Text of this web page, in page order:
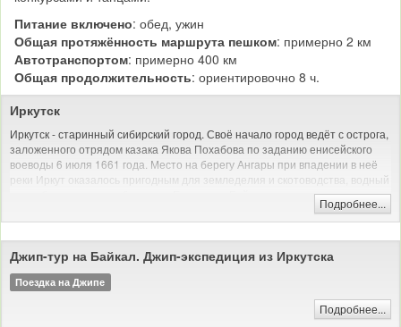
Питание включено: обед, ужин
Общая протяжённость маршрута пешком: примерно 2 км
Автотранспортом: примерно 400 км
Общая продолжительность: ориентировочно 8 ч.
Иркутск
Иркутск - старинный сибирский город. Своё начало город ведёт с острога,
заложенного отрядом казака Якова Похабова по заданию енисейского
воеводы 6 июля 1661 года. Место на берегу Ангары при впадении в неё
реки Иркут оказалось пригодным для земледелия и скотоводства, водный
В день закладки острога Похабов докладывал: «Тут место самое лучшее,
— все близко; а опроче того места острогу ставить негде: места степные и
неугожие».
До Октябрьской революции Иркутск был купеческим городом, долгое
время процветавшим на российско-китайской торговле, а позднее на
золотопромышленности; местом политической ссылки. С 1803 года
Подробнее...
Джип-тур на Байкал. Джип-экспедиция из Иркутска
Поездка на Джипе
Подробнее...